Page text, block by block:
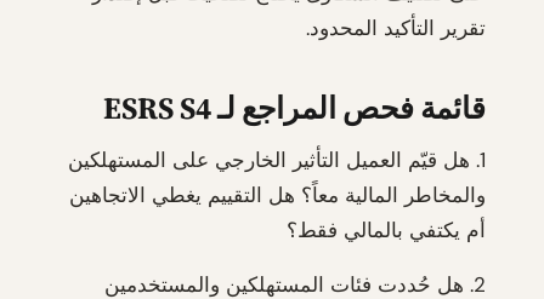
تقرير التأكيد المحدود.
قائمة فحص المراجع لـ ESRS S4
1. هل قيّم العميل التأثير الخارجي على المستهلكين
والمخاطر المالية معاً؟ هل التقييم يغطي الاتجاهين
أم يكتفي بالمالي فقط؟
2. هل حُددت فئات المستهلكين والمستخدمين